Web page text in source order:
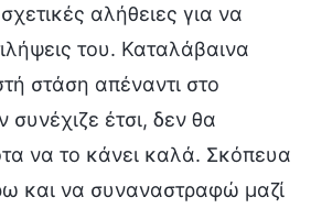
αλήθειες για να
του. Καταλάβαινα
στάση απέναντι στο
συνέχιζε έτσι, δεν θα
να το κάνει καλά. Σκόπευα
και να συναναστραφώ μαζί